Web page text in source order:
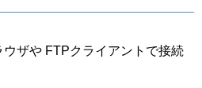
ザや FTPクライアントで接続